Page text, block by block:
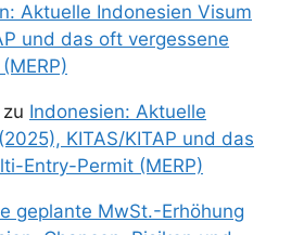
Aktuelle Indonesien Visum
und das oft vergessene
zu Indonesien: Aktuelle
KITAS/KITAP und das
Entry-Permit (MERP)
geplante MwSt.-Erhöhung